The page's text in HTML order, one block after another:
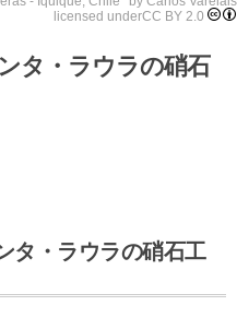
licensed underCC BY 2.0
タ・ラウラの硝石
タ・ラウラの硝石工